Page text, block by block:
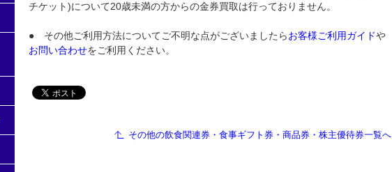
チケット)について20歳未満の方からの金券買取は行っておりません。
● その他ご利用方法についてご不明な点がございましたらお客様ご利用ガイドや
お問い合わせをご利用ください。
その他の飲食関連券・食事ギフト券・商品券・株主優待券一覧へ